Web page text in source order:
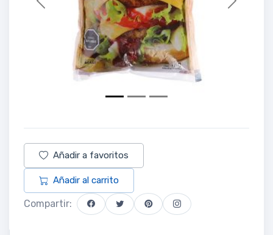
Previous Next
Añadir a favoritos
Añadir al carrito
Compartir: